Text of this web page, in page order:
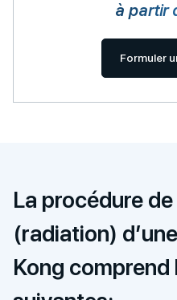
à partir
Formuler
La procédure
(radiation)
Kong comprend